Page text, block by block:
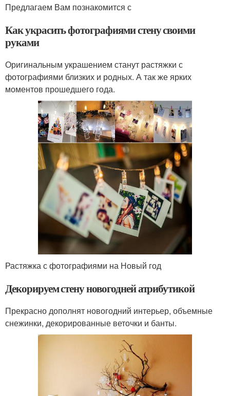
Предлагаем Вам познакомится с
Как украсить фотографиями стену своими
руками
Оригинальным украшением станут растяжки с
фотографиями близких и родных. А так же ярких
моментов прошедшего года.
Растяжка с фотографиями на Новый год
Декорируем стену новогодней атрибутикой
Прекрасно дополнят новогодний интерьер, объемные
снежинки, декорированные веточки и банты.